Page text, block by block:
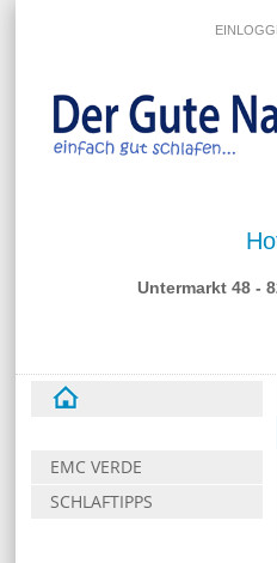
Untermarkt 48 -
EMC VERDE
SCHLAFTIPPS